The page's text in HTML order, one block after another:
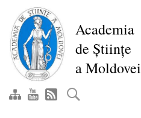
conţinutul
principal
Academia
de Științe
a Moldovei